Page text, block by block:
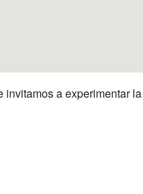
invitamos a experimentar la